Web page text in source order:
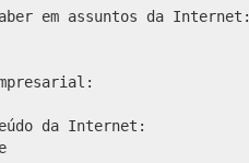
em assuntos da Internet:
da Internet: